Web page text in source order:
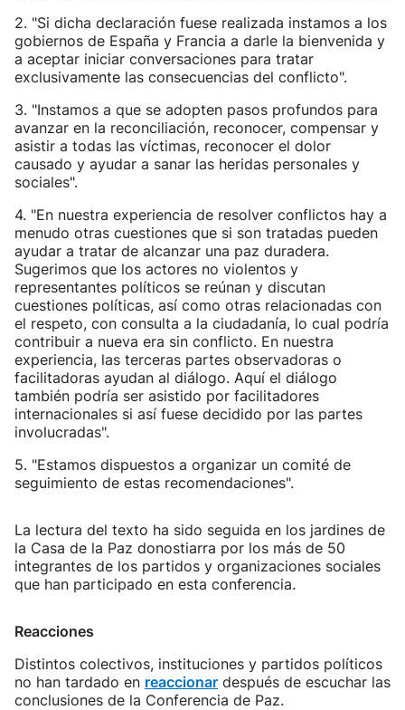
2. "Si dicha declaración fuese realizada instamos a los
gobiernos de España y Francia a darle la bienvenida y
a aceptar iniciar conversaciones para tratar
exclusivamente las consecuencias del conflicto".
3. "Instamos a que se adopten pasos profundos para
avanzar en la reconciliación, reconocer, compensar y
asistir a todas las víctimas, reconocer el dolor
causado y ayudar a sanar las heridas personales y
sociales".
4. "En nuestra experiencia de resolver conflictos hay a
menudo otras cuestiones que si son tratadas pueden
ayudar a tratar de alcanzar una paz duradera.
Sugerimos que los actores no violentos y
representantes políticos se reúnan y discutan
cuestiones políticas, así como otras relacionadas con
el respeto, con consulta a la ciudadanía, lo cual podría
contribuir a nueva era sin conflicto. En nuestra
experiencia, las terceras partes observadoras o
facilitadoras ayudan al diálogo. Aquí el diálogo
también podría ser asistido por facilitadores
internacionales si así fuese decidido por las partes
involucradas".
5. "Estamos dispuestos a organizar un comité de
seguimiento de estas recomendaciones".
La lectura del texto ha sido seguida en los jardines de
la Casa de la Paz donostiarra por los más de 50
integrantes de los partidos y organizaciones sociales
que han participado en esta conferencia.
Reacciones
Distintos colectivos, instituciones y partidos políticos
no han tardado en reaccionar después de escuchar las
conclusiones de la Conferencia de Paz.